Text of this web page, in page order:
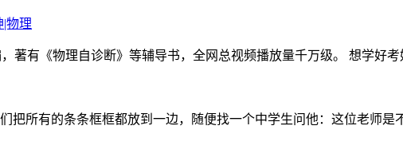
物理
著有《物理自诊断》等辅导书，全网总视频播放量千万级。 想学好考
把所有的条条框框都放到一边，随便找一个中学生问他：这位老师是